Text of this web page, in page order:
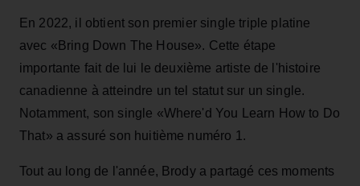
En 2022, il obtient son premier single triple platine
avec «Bring Down The House». Cette étape
importante fait de lui le deuxième artiste de l'histoire
canadienne à atteindre un tel statut sur un single.
Notamment, son single «Where'd You Learn How to Do
That» a assuré son huitième numéro 1.
Tout au long de l'année, Brody a partagé ces moments